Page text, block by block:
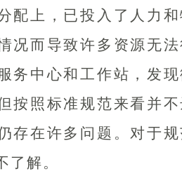
配上，已投入了人力
况而导致许多资源无
务中心和工作站，发
按照标准规范来看并
存在许多问题。对于
了解。